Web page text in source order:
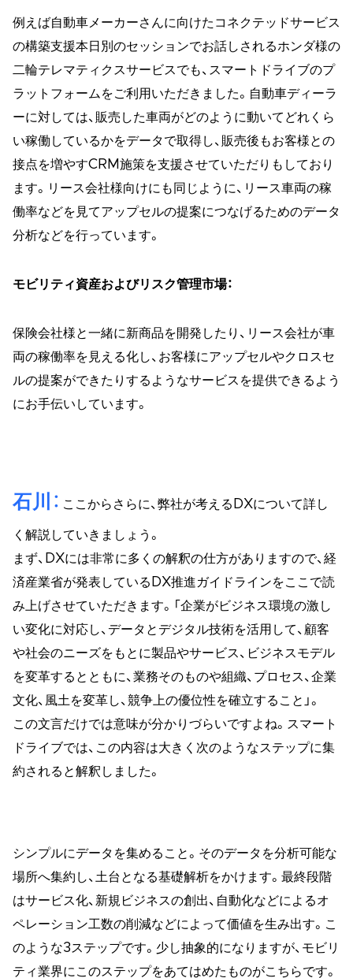
例えば自動車メーカーさんに向けたコネクテッドサービス
の構築支援本日別のセッションでお話しされるホンダ様の
二輪テレマティクスサービスでも、スマートドライブのプ
ラットフォームをご利用いただきました。自動車ディーラ
ーに対しては、販売した車両がどのように動いてどれくら
い稼働しているかをデータで取得し、販売後もお客様との
接点を増やすCRM施策を支援させていただりもしており
ます。リース会社様向けにも同じように、リース車両の稼
働率などを見てアップセルの提案につなげるためのデータ
分析などを行っています。
モビリティ資産およびリスク管理市場：
保険会社様と一緒に新商品を開発したり、リース会社が車
両の稼働率を見える化し、お客様にアップセルやクロスセ
ルの提案ができたりするようなサービスを提供できるよう
にお手伝いしています。
石川 ここからさらに、弊社が考えるDXについて詳し
く解説していきましょう。
まず、DXには非常に多くの解釈の仕方がありますので、経
済産業省が発表しているDX推進ガイドラインをここで読
み上げさせていただきます。「企業がビジネス環境の激し
い変化に対応し、データとデジタル技術を活用して、顧客
や社会のニーズをもとに製品やサービス、ビジネスモデル
を変革するとともに、業務そのものや組織、プロセス、企業
文化、風土を変革し、競争上の優位性を確立すること」。
この文言だけでは意味が分かりづらいですよね。スマート
ドライブでは、この内容は大きく次のようなステップに集
約されると解釈しました。
シンプルにデータを集めること。そのデータを分析可能な
場所へ集約し、土台となる基礎解析をかけます。最終段階
はサービス化、新規ビジネスの創出、自動化などによるオ
ペレーション工数の削減などによって価値を生み出す。こ
のような3ステップです。少し抽象的になりますが、モビリ
ティ業界にこのステップをあてはめたものがこちらです。